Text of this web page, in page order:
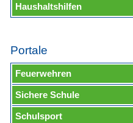
Haushaltshilfen
Portale
Feuerwehren
Sichere Schule
Schulsport